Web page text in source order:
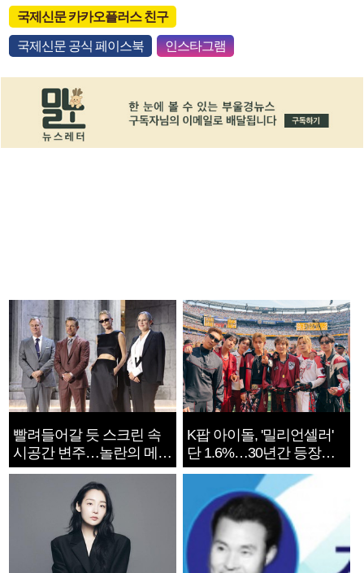
국제신문 카카오플러스 친구
국제신문 공식 페이스북 인스타그램
빨려들어갈 듯 스크린 속
시공간 변주…놀란의 메시
지는 ‘전쟁 속죄’
K팝 아이돌, '밀리언셀러'
단 1.6%…30년간 등장
1182개팀 전수조사